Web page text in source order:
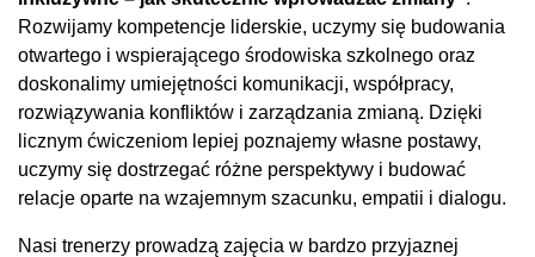
Rozwijamy kompetencje liderskie, uczymy się budowania
otwartego i wspierającego środowiska szkolnego oraz
doskonalimy umiejętności komunikacji, współpracy,
rozwiązywania konfliktów i zarządzania zmianą. Dzięki
licznym ćwiczeniom lepiej poznajemy własne postawy,
uczymy się dostrzegać różne perspektywy i budować
relacje oparte na wzajemnym szacunku, empatii i dialogu.
Nasi trenerzy prowadzą zajęcia w bardzo przyjaznej